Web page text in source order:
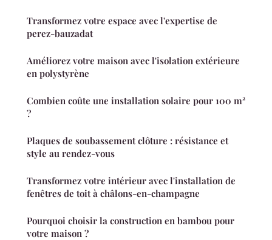
Transformez votre espace avec l'expertise de
perez-bauzadat
Améliorez votre maison avec l'isolation extérieure
en polystyrène
Combien coûte une installation solaire pour 100 m²
?
Plaques de soubassement clôture : résistance et
style au rendez-vous
Transformez votre intérieur avec l'installation de
fenêtres de toit à châlons-en-champagne
Pourquoi choisir la construction en bambou pour
votre maison ?